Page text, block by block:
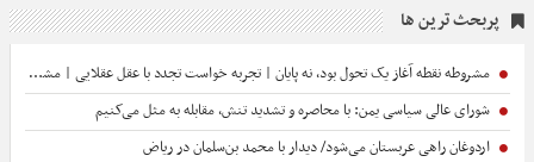
پربحث ترین ها
مشروطه نقطه آغاز یک تحول بود، نه پایان | تجربه خواست تجدد با عقل عقلایی | مشروطه ایرانی تقلید از غرب نبود
شورای عالی سیاسی یمن: با محاصره و تشدید تنش، مقابله به مثل می‌کنیم
اردوغان راهی عربستان می‌شود/ دیدار با محمد بن‌سلمان در ریاض